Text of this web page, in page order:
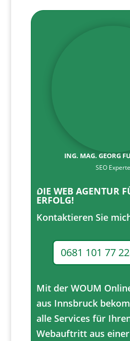
ING. MAG. GEORG
SEO Experte
DIE WEB AGENTUR
ERFOLG!
Kontaktieren Sie
0681 101 77
Mit der WOUM
aus Innsbruck
alle Services für
Webauftritt aus